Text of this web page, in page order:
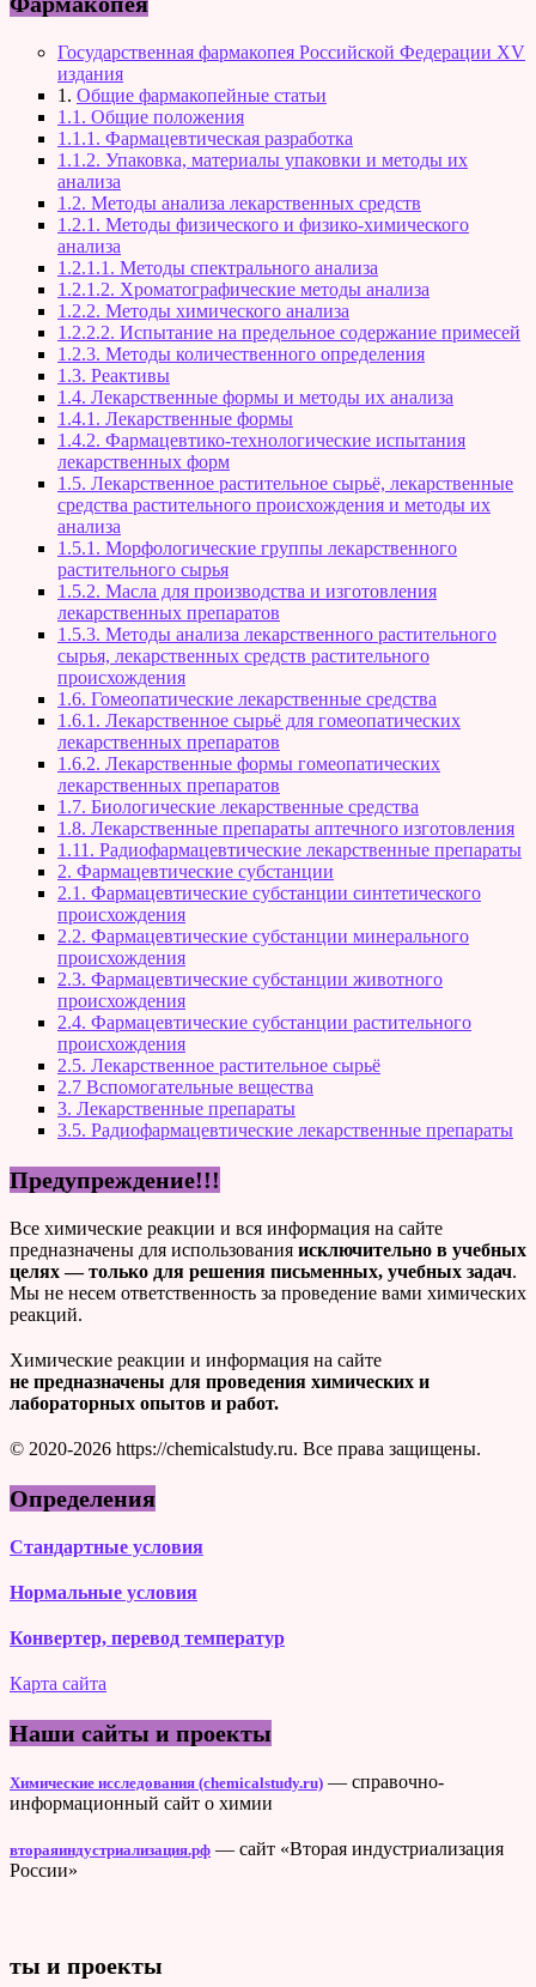
Государственная фармакопея Российской Федерации XV
издания
1. Общие фармакопейные статьи
1.1. Общие положения
1.1.1. Фармацевтическая разработка
1.1.2. Упаковка, материалы упаковки и методы их
анализа
1.2. Методы анализа лекарственных средств
1.2.1. Методы физического и физико-химического
анализа
1.2.1.1. Методы спектрального анализа
1.2.1.2. Хроматографические методы анализа
1.2.2. Методы химического анализа
1.2.2.2. Испытание на предельное содержание примесей
1.2.3. Методы количественного определения
1.3. Реактивы
1.4. Лекарственные формы и методы их анализа
1.4.1. Лекарственные формы
1.4.2. Фармацевтико-технологические испытания
лекарственных форм
1.5. Лекарственное растительное сырьё, лекарственные
средства растительного происхождения и методы их
анализа
1.5.1. Морфологические группы лекарственного
растительного сырья
1.5.2. Масла для производства и изготовления
лекарственных препаратов
1.5.3. Методы анализа лекарственного растительного
сырья, лекарственных средств растительного
происхождения
1.6. Гомеопатические лекарственные средства
1.6.1. Лекарственное сырьё для гомеопатических
лекарственных препаратов
1.6.2. Лекарственные формы гомеопатических
лекарственных препаратов
1.7. Биологические лекарственные средства
1.8. Лекарственные препараты аптечного изготовления
1.11. Радиофармацевтические лекарственные препараты
2. Фармацевтические субстанции
2.1. Фармацевтические субстанции синтетического
происхождения
2.2. Фармацевтические субстанции минерального
происхождения
2.3. Фармацевтические субстанции животного
происхождения
2.4. Фармацевтические субстанции растительного
происхождения
2.5. Лекарственное растительное сырьё
2.7 Вспомогательные вещества
3. Лекарственные препараты
3.5. Радиофармацевтические лекарственные препараты
Предупреждение!!!
Все химические реакции и вся информация на сайте
предназначены для использования исключительно в учебных
целях — только для решения письменных, учебных задач.
Мы не несем ответственность за проведение вами химических
реакций.
Химические реакции и информация на сайте
не предназначены для проведения химических и
лабораторных опытов и работ.
© 2020-2026 https://chemicalstudy.ru. Все права защищены.
Определения
Стандартные условия
Нормальные условия
Конвертер, перевод температур
Карта сайта
Наши сайты и проекты
Химические исследования (chemicalstudy.ru) — справочно-
информационный сайт о химии
втораяиндустриализация.рф — сайт «Вторая индустриализация
России»
ты и проекты